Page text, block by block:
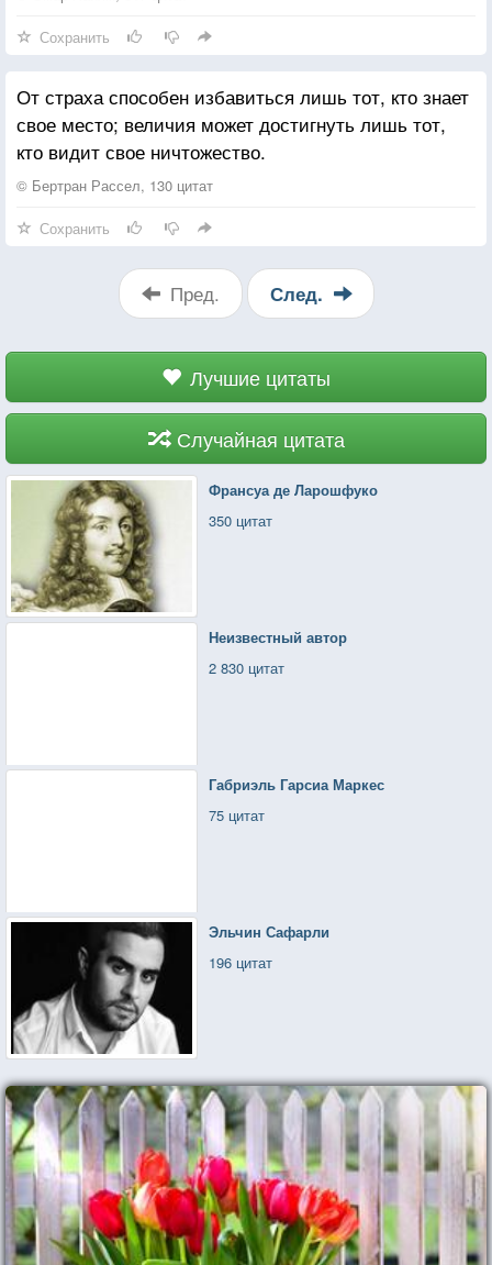
Сохранить
От страха способен избавиться лишь тот, кто знает
свое место; величия может достигнуть лишь тот,
кто видит свое ничтожество.
© Бертран Рассел, 130 цитат
Сохранить
Пред. След.
Лучшие цитаты
Случайная цитата
Франсуа де Ларошфуко
350 цитат
Неизвестный автор
2 830 цитат
Габриэль Гарсиа Маркес
75 цитат
Эльчин Сафарли
196 цитат